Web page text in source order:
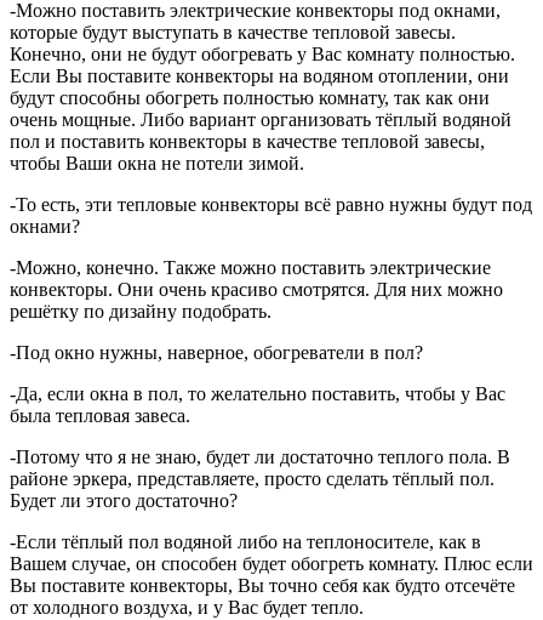
-Можно поставить электрические конвекторы под окнами,
которые будут выступать в качестве тепловой завесы.
Конечно, они не будут обогревать у Вас комнату полностью.
Если Вы поставите конвекторы на водяном отоплении, они
будут способны обогреть полностью комнату, так как они
очень мощные. Либо вариант организовать тёплый водяной
пол и поставить конвекторы в качестве тепловой завесы,
чтобы Ваши окна не потели зимой.
-То есть, эти тепловые конвекторы всё равно нужны будут под
окнами?
-Можно, конечно. Также можно поставить электрические
конвекторы. Они очень красиво смотрятся. Для них можно
решётку по дизайну подобрать.
-Под окно нужны, наверное, обогреватели в пол?
-Да, если окна в пол, то желательно поставить, чтобы у Вас
была тепловая завеса.
-Потому что я не знаю, будет ли достаточно теплого пола. В
районе эркера, представляете, просто сделать тёплый пол.
Будет ли этого достаточно?
-Если тёплый пол водяной либо на теплоносителе, как в
Вашем случае, он способен будет обогреть комнату. Плюс если
Вы поставите конвекторы, Вы точно себя как будто отсечёте
от холодного воздуха, и у Вас будет тепло.